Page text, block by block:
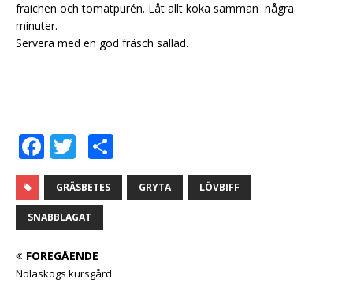
fraichen och tomatpurén. Låt allt koka samman några
minuter.
Servera med en god fräsch sallad.
F
a
c
e
b
o
T
w
it
te
r
el
a
GRÄSBETES GRYTA LÖVBIFF
SNABBLAGAT
FÖREGÅENDE
Nolaskogs kursgård